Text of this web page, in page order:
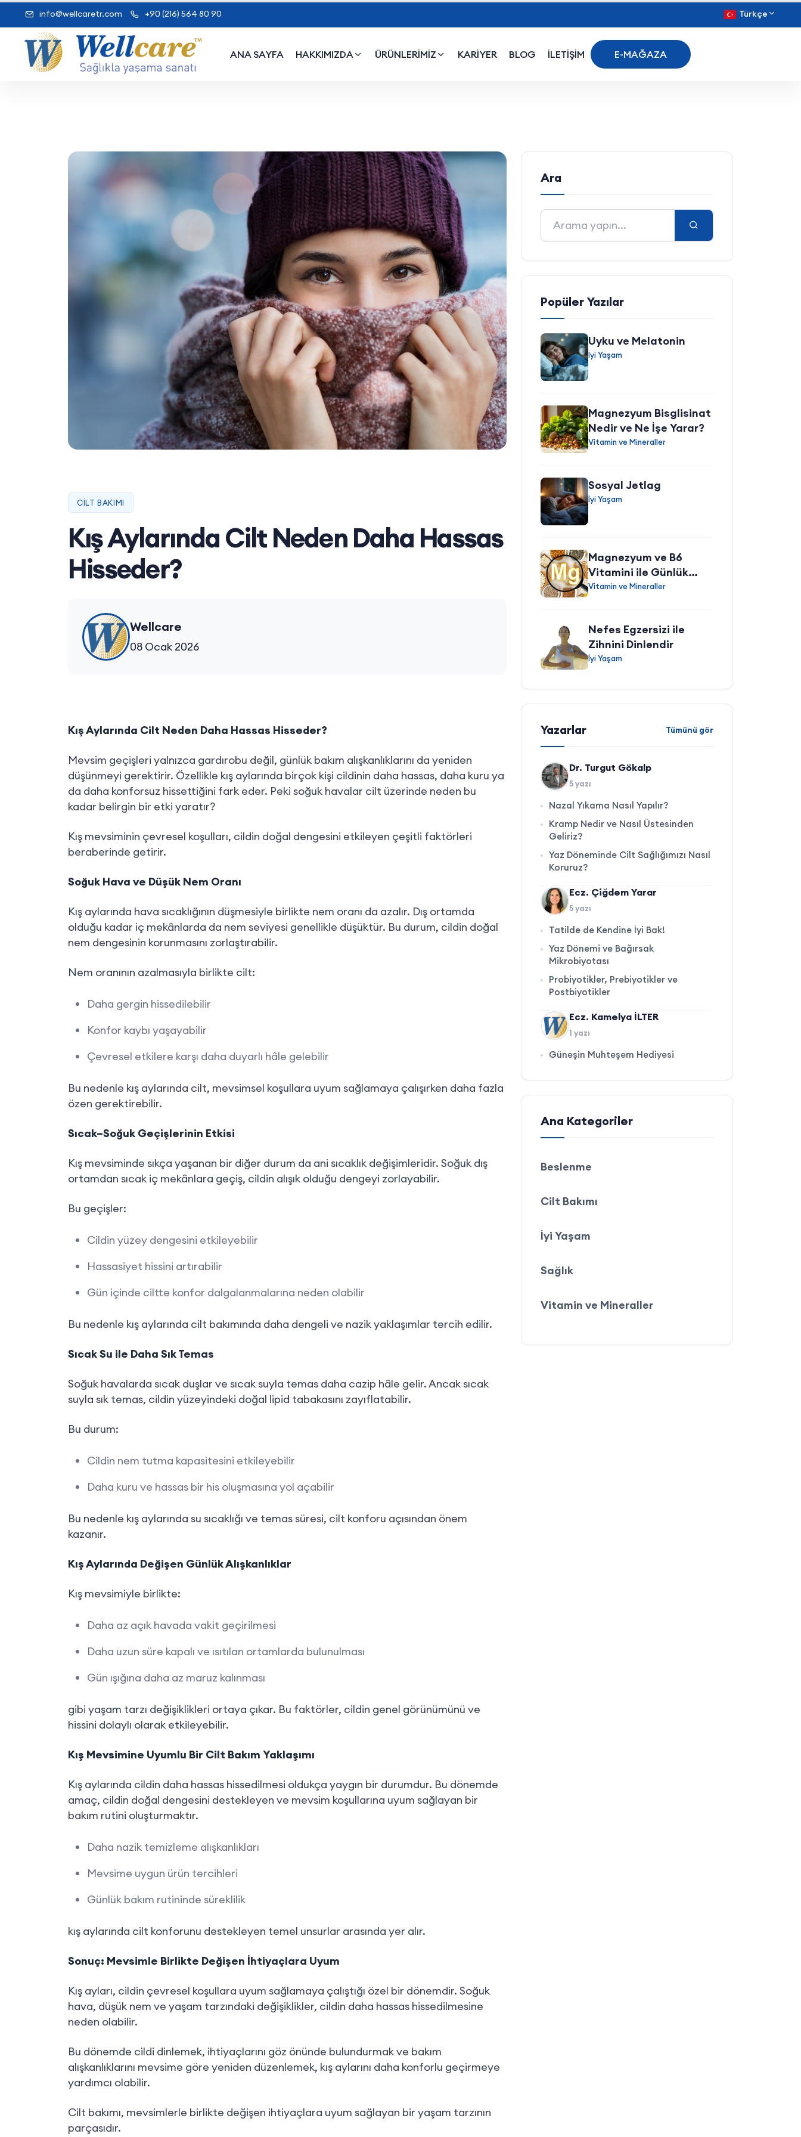
info@wellcaretr.com +90 (216) 564 80 90 Türkçe
ANA SAYFA HAKKIMIZDA ÜRÜNLERİMİZ KARİYER BLOG İLETİŞİM E-MAĞAZA
CILT BAKIMI
Kış Aylarında Cilt Neden Daha Hassas
Hisseder?
Wellcare
08 Ocak 2026
Kış Aylarında Cilt Neden Daha Hassas Hisseder?
Mevsim geçişleri yalnızca gardırobu değil, günlük bakım alışkanlıklarını da yeniden
düşünmeyi gerektirir. Özellikle kış aylarında birçok kişi cildinin daha hassas, daha kuru ya
da daha konforsuz hissettiğini fark eder. Peki soğuk havalar cilt üzerinde neden bu
kadar belirgin bir etki yaratır?
Kış mevsiminin çevresel koşulları, cildin doğal dengesini etkileyen çeşitli faktörleri
beraberinde getirir.
Soğuk Hava ve Düşük Nem Oranı
Kış aylarında hava sıcaklığının düşmesiyle birlikte nem oranı da azalır. Dış ortamda
olduğu kadar iç mekânlarda da nem seviyesi genellikle düşüktür. Bu durum, cildin doğal
nem dengesinin korunmasını zorlaştırabilir.
Nem oranının azalmasıyla birlikte cilt:
Daha gergin hissedilebilir
Konfor kaybı yaşayabilir
Çevresel etkilere karşı daha duyarlı hâle gelebilir
Bu nedenle kış aylarında cilt, mevsimsel koşullara uyum sağlamaya çalışırken daha fazla
özen gerektirebilir.
Sıcak–Soğuk Geçişlerinin Etkisi
Kış mevsiminde sıkça yaşanan bir diğer durum da ani sıcaklık değişimleridir. Soğuk dış
ortamdan sıcak iç mekânlara geçiş, cildin alışık olduğu dengeyi zorlayabilir.
Bu geçişler:
Cildin yüzey dengesini etkileyebilir
Hassasiyet hissini artırabilir
Gün içinde ciltte konfor dalgalanmalarına neden olabilir
Bu nedenle kış aylarında cilt bakımında daha dengeli ve nazik yaklaşımlar tercih edilir.
Sıcak Su ile Daha Sık Temas
Soğuk havalarda sıcak duşlar ve sıcak suyla temas daha cazip hâle gelir. Ancak sıcak
suyla sık temas, cildin yüzeyindeki doğal lipid tabakasını zayıflatabilir.
Bu durum:
Cildin nem tutma kapasitesini etkileyebilir
Daha kuru ve hassas bir his oluşmasına yol açabilir
Bu nedenle kış aylarında su sıcaklığı ve temas süresi, cilt konforu açısından önem
kazanır.
Kış Aylarında Değişen Günlük Alışkanlıklar
Kış mevsimiyle birlikte:
Daha az açık havada vakit geçirilmesi
Daha uzun süre kapalı ve ısıtılan ortamlarda bulunulması
Gün ışığına daha az maruz kalınması
gibi yaşam tarzı değişiklikleri ortaya çıkar. Bu faktörler, cildin genel görünümünü ve
hissini dolaylı olarak etkileyebilir.
Kış Mevsimine Uyumlu Bir Cilt Bakım Yaklaşımı
Kış aylarında cildin daha hassas hissedilmesi oldukça yaygın bir durumdur. Bu dönemde
amaç, cildin doğal dengesini destekleyen ve mevsim koşullarına uyum sağlayan bir
bakım rutini oluşturmaktır.
Daha nazik temizleme alışkanlıkları
Mevsime uygun ürün tercihleri
Günlük bakım rutininde süreklilik
kış aylarında cilt konforunu destekleyen temel unsurlar arasında yer alır.
Sonuç: Mevsimle Birlikte Değişen İhtiyaçlara Uyum
Kış ayları, cildin çevresel koşullara uyum sağlamaya çalıştığı özel bir dönemdir. Soğuk
hava, düşük nem ve yaşam tarzındaki değişiklikler, cildin daha hassas hissedilmesine
neden olabilir.
Bu dönemde cildi dinlemek, ihtiyaçlarını göz önünde bulundurmak ve bakım
alışkanlıklarını mevsime göre yeniden düzenlemek, kış aylarını daha konforlu geçirmeye
yardımcı olabilir.
Cilt bakımı, mevsimlerle birlikte değişen ihtiyaçlara uyum sağlayan bir yaşam tarzının
parçasıdır.
Ara
Popüler Yazılar
Uyku ve Melatonin
İyi Yaşam
Magnezyum Bisglisinat
Nedir ve Ne İşe Yarar?
Vitamin ve Mineraller
Sosyal Jetlag
İyi Yaşam
Magnezyum ve B6
Vitamini ile Günlük
Yaşamda Dengeyi
Vitamin ve Mineraller
Nefes Egzersizi ile
Zihnini Dinlendir
İyi Yaşam
Yazarlar Tümünü gör
Dr. Turgut Gökalp
5 yazı
Nazal Yıkama Nasıl Yapılır?
Kramp Nedir ve Nasıl Üstesinden
Geliriz?
Yaz Döneminde Cilt Sağlığımızı Nasıl
Koruruz?
Ecz. Çiğdem Yarar
5 yazı
Tatilde de Kendine İyi Bak!
Yaz Dönemi ve Bağırsak
Mikrobiyotası
Probiyotikler, Prebiyotikler ve
Postbiyotikler
Ecz. Kamelya İLTER
1 yazı
Güneşin Muhteşem Hediyesi
Ana Kategoriler
Beslenme
Cilt Bakımı
İyi Yaşam
Sağlık
Vitamin ve Mineraller